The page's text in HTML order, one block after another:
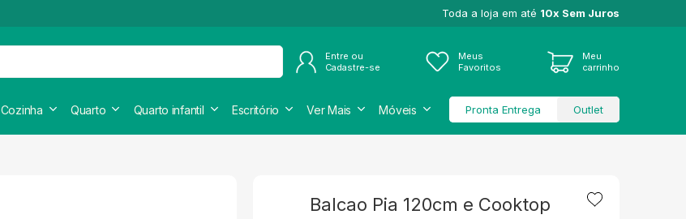
Toda a loja em até 10x Sem Juros
Entre ou
Cadastre-se
Meus
Favoritos
Meu
carrinho
Cozinha Quarto Quarto infantil Escritório Ver Mais Móveis Pronta Entrega Outlet
Balcao Pia 120cm e Cooktop